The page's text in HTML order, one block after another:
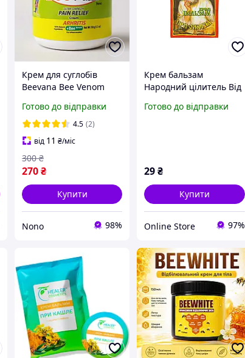
Крем для суглобів
Beevana Bee Venom
отрутою 150 г з
колагеном при болю в
суглобах
Готово до відправки
4.5 (2)
від 11 ₴/міс
270₴
300 ₴
Купити
Nono 98%
Крем бальзам
Народний цілитель Від
Готово до відправки
29₴
Купити
Online Store 97%